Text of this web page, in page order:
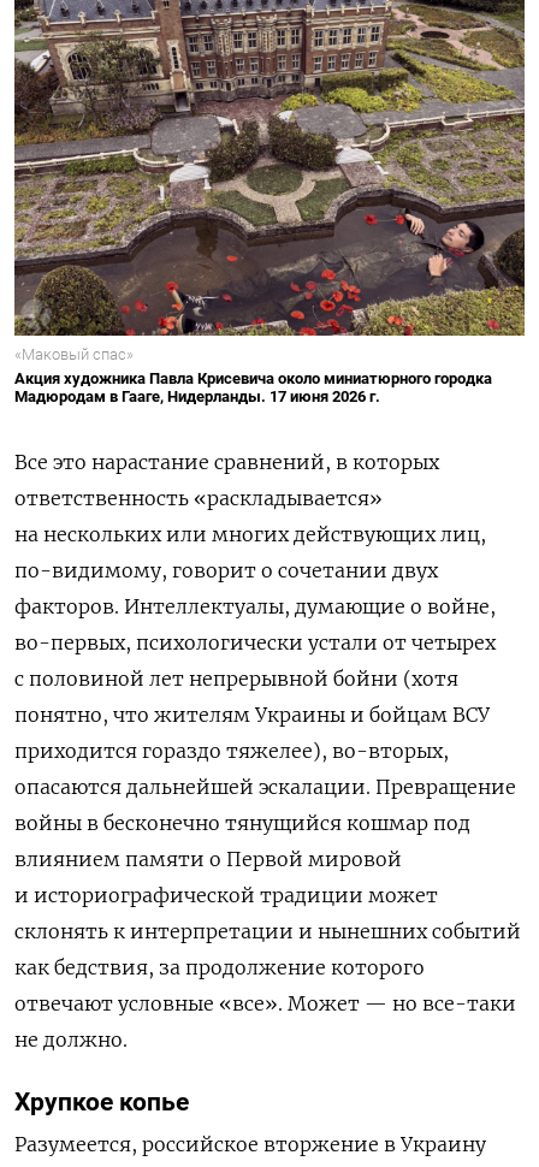
«Маковый спас»
Акция художника Павла Крисевича около миниатюрного городка
Мадюродам в Гааге, Нидерланды. 17 июня 2026 г.
Все это нарастание сравнений, в которых
ответственность «раскладывается»
на нескольких или многих действующих лиц,
по-видимому, говорит о сочетании двух
факторов. Интеллектуалы, думающие о войне,
во-первых, психологически устали от четырех
с половиной лет непрерывной бойни (хотя
понятно, что жителям Украины и бойцам ВСУ
приходится гораздо тяжелее), во-вторых,
опасаются дальнейшей эскалации. Превращение
войны в бесконечно тянущийся кошмар под
влиянием памяти о Первой мировой
и историографической традиции может
склонять к интерпретации и нынешних событий
как бедствия, за продолжение которого
отвечают условные «все». Может — но все-таки
не должно.
Хрупкое копье
Разумеется, российское вторжение в Украину